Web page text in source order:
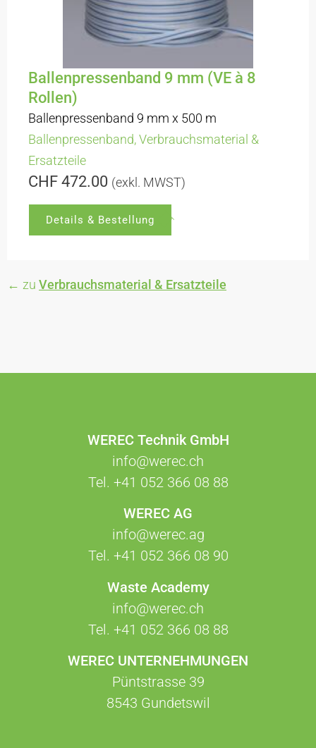
Ballenpressenband 9 mm (VE à 8
Rollen)
Ballenpressenband 9 mm x 500 m
Ballenpressenband,Verbrauchsmaterial &
Ersatzteile
CHF 472.00 (exkl. MWST)
Details & Bestellung
← zu Verbrauchsmaterial & Ersatzteile
WEREC Technik GmbH
info@werec.ch
Tel. +41 052 366 08 88
WEREC AG
info@werec.ag
Tel. +41 052 366 08 90
Waste Academy
info@werec.ch
Tel. +41 052 366 08 88
WEREC UNTERNEHMUNGEN
Püntstrasse 39
8543 Gundetswil